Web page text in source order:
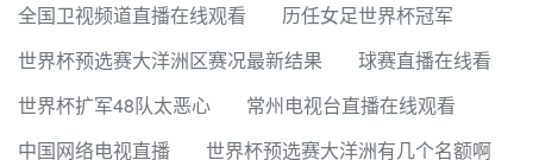
全国卫视频道直播在线观看
历任女足世界杯冠军
世界杯预选赛大洋洲区赛况最新结果
球赛直播在线看
世界杯扩军48队太恶心
常州电视台直播在线观看
中国网络电视直播
世界杯预选赛大洋洲有几个名额啊